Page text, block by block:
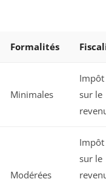
Formalités
Minimales
Impôt
sur le
Modérées
Impôt
sur le